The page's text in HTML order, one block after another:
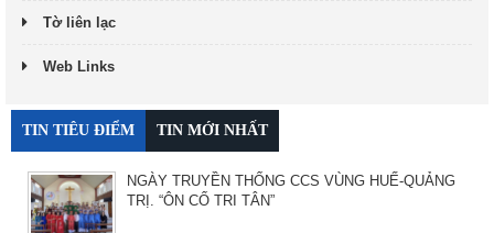
Tờ liên lạc
Web Links
TIN TIÊU ĐIỂM TIN MỚI NHẤT
NGÀY TRUYỀN THỐNG CCS VÙNG HUẾ-QUẢNG
TRỊ. “ÔN CỐ TRI TÂN”